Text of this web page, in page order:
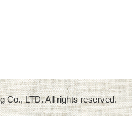
Co., LTD. All rights reserved.